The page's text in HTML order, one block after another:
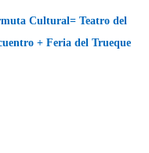
Cultural= Teatro del
+ Feria del Trueque